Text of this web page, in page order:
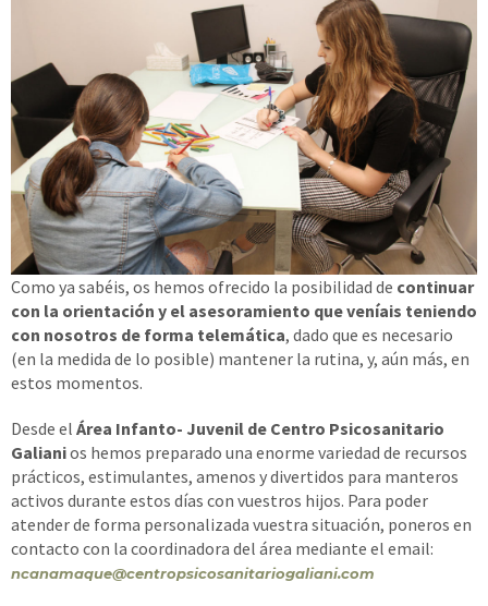
Como ya sabéis, os hemos ofrecido la posibilidad de continuar
con la orientación y el asesoramiento que veníais teniendo
con nosotros de forma telemática, dado que es necesario
(en la medida de lo posible) mantener la rutina, y, aún más, en
estos momentos.
Desde el Área Infanto- Juvenil de Centro Psicosanitario
Galianios hemos preparado una enorme variedad de recursos
prácticos, estimulantes, amenos y divertidos para manteros
activos durante estos días con vuestros hijos. Para poder
atender de forma personalizada vuestra situación, poneros en
contacto con la coordinadora del área mediante el email:
ncanamaque@centropsicosanitariogaliani.com